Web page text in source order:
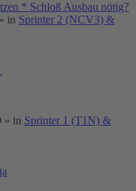
* Schloß Ausbau nötig?
» in Sprinter 2 (NCV3) &
» in Sprinter 1 (T1N) &